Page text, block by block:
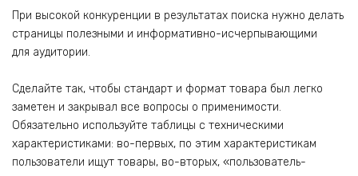
При высокой конкуренции в результатах поиска нужно делать
страницы полезными и информативно-исчерпывающими
для аудитории.
Сделайте так, чтобы стандарт и формат товара был легко
заметен и закрывал все вопросы о применимости.
Обязательно используйте таблицы с техническими
характеристиками: во-первых, по этим характеристикам
пользователи ищут товары, во-вторых, «пользователь-